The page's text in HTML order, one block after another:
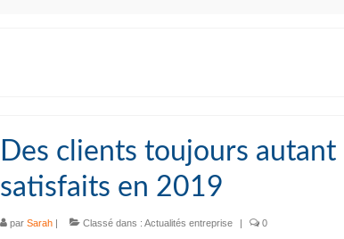
Des clients toujours autant
satisfaits en 2019
par Sarah| Classé dans : Actualités entreprise | 0